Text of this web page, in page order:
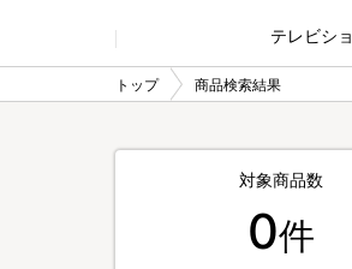
テレビシ
トップ 商品検索結果
対象商品数
0件